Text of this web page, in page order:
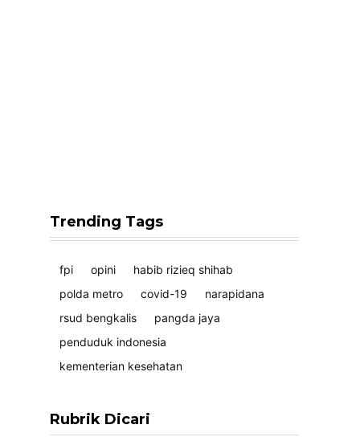
Trending Tags
fpi opini
habib rizieq shihab
polda metro
covid-19
narapidana
rsud bengkalis
pangda jaya
penduduk indonesia
kementerian kesehatan
Rubrik Dicari